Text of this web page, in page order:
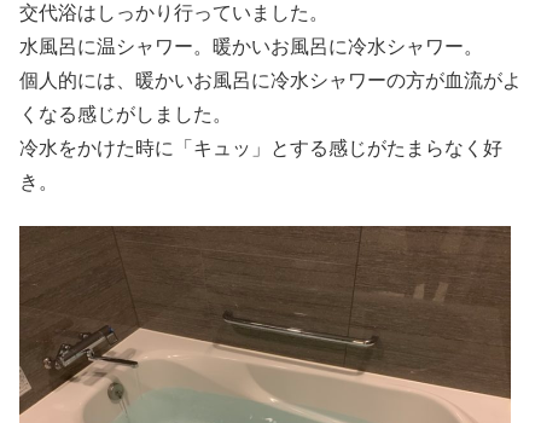
交代浴はしっかり行っていました。
水風呂に温シャワー。暖かいお風呂に冷水シャワー。
個人的には、暖かいお風呂に冷水シャワーの方が血流がよ
くなる感じがしました。
冷水をかけた時に「キュッ」とする感じがたまらなく好
き。